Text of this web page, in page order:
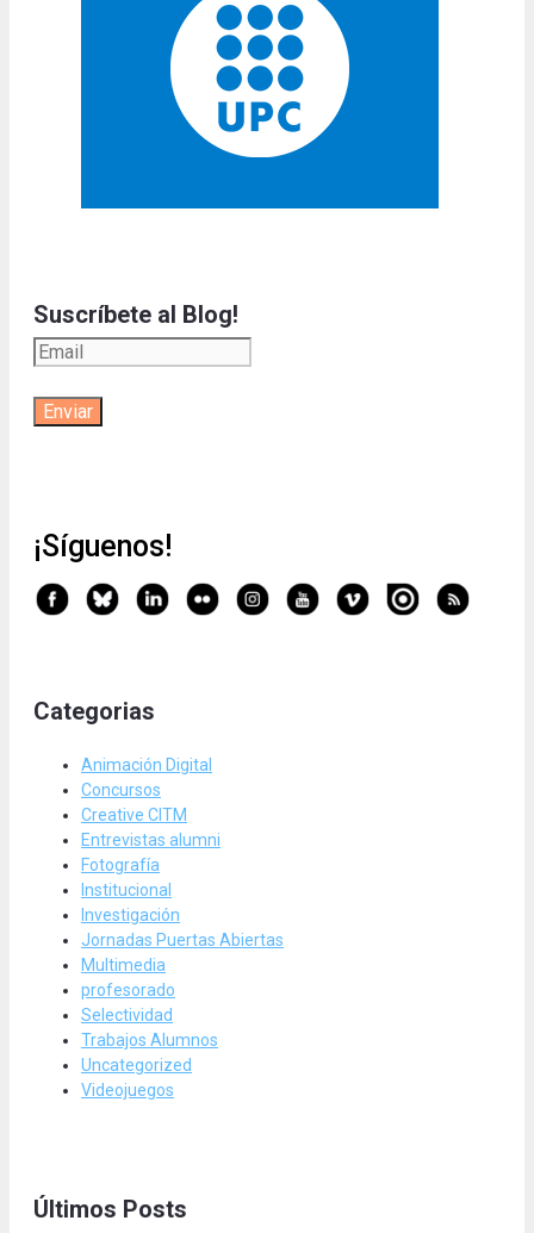
Suscríbete al Blog!
¡Síguenos!
Categorias
Animación Digital
Concursos
Creative CITM
Entrevistas alumni
Fotografía
Institucional
Investigación
Jornadas Puertas Abiertas
Multimedia
profesorado
Selectividad
Trabajos Alumnos
Uncategorized
Videojuegos
Últimos Posts